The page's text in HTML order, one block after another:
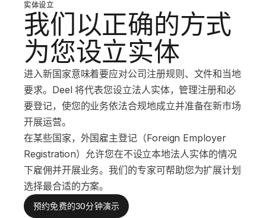
实体设立
我们以正确的方式
为您设立实体
进入新国家意味着要应对公司注册规则、文件和当地
要求。Deel 将代表您设立法人实体，管理注册和必
要登记，使您的业务依法合规地成立并准备在新市场
开展运营。
在某些国家，外国雇主登记（Foreign Employer
Registration）允许您在不设立本地法人实体的情况
下雇佣并开展业务。我们的专家可帮助您为扩展计划
选择最合适的方案。
预约免费的30分钟演示